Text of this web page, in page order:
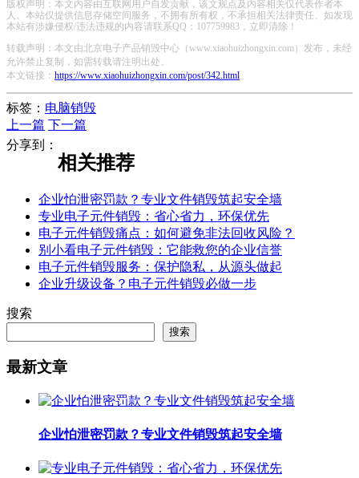
版权声明：本文内容由互联网用户自发贡献，该文观点及内容相关仅代表作者本
人。本站仅提供信息存储空间服务，不拥有所有权，不承担相关法律责任。如发现
本站有涉嫌侵权/违法违规的内容请联系QQ：107759983，立即清除！
转载声明：本文由北京电子产品销毁中心（www.xiaohuizhongxin.com）发布，未经
允许禁止复制，如需转载请注明出处。
本文链接： https://www.xiaohuizhongxin.com/post/342.html
标签： 电脑销毁
上一篇 下一篇
分享到：
相关推荐
企业怕泄密罚款？专业文件销毁筑起安全墙
专业电子元件销毁：省心省力，环保优先
电子元件销毁痛点：如何避免非法回收风险？
别小看电子元件销毁：它能救您的企业信誉
电子元件销毁服务：保护隐私，从源头做起
企业升级设备？电子元件销毁必做一步
搜索
搜索
最新文章
企业怕泄密罚款？专业文件销毁筑起安全墙